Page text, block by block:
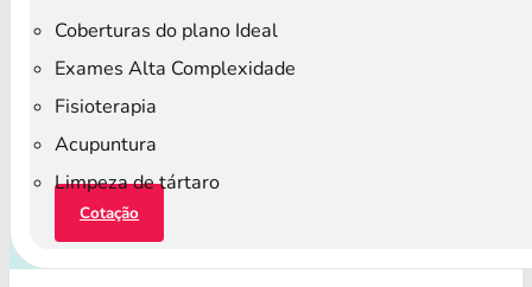
Coberturas do plano Ideal
Exames Alta Complexidade
Fisioterapia
Acupuntura
Limpeza de tártaro
Cotação